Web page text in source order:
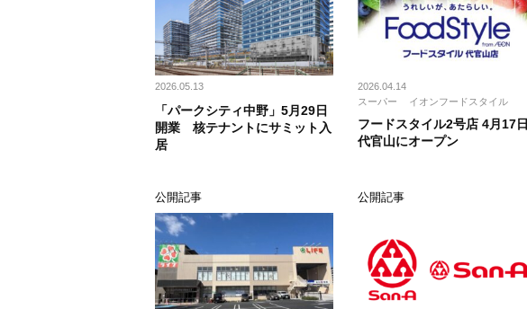
2026.05.13
「パークシティ中野」5月29日
開業 核テナントにサミット入
居
2026.04.14
スーパー
イオンフードスタイル
フードスタイル2号店 4月17日
代官山にオープン
公開記事 公開記事